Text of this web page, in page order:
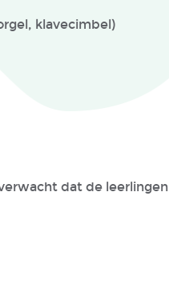
klavecimbel)
dat de